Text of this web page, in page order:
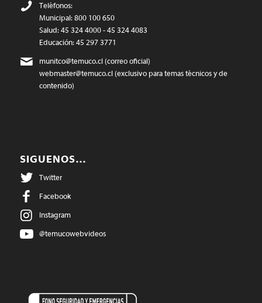
Teléfonos:
Municipal: 800 100 650
Salud: 45 324 4000 - 45 324 4083
Educación: 45 297 3771
munitco@temuco.cl(correo oficial)
webmaster@temuco.cl(exclusivo para temas técnicos y de
contenido)
SIGUENOS…
Twitter
Facebook
Instagram
@temucowebvideos